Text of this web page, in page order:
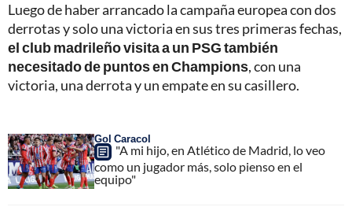
Luego de haber arrancado la campaña europea con dos
derrotas y solo una victoria en sus tres primeras fechas,
el club madrileño visita a un PSG también
necesitado de puntos en Champions, con una
victoria, una derrota y un empate en su casillero.
Gol Caracol
"A mi hijo, en Atlético de Madrid, lo veo
como un jugador más, solo pienso en el
equipo"